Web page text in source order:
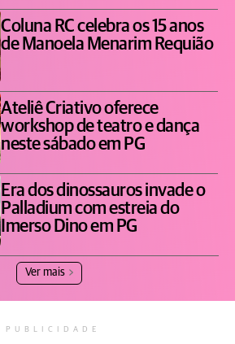
Coluna RC celebra os 15 anos
de Manoela Menarim Requião
Ateliê Criativo oferece
workshop de teatro e dança
neste sábado em PG
Era dos dinossauros invade o
Palladium com estreia do
Imerso Dino em PG
Ver mais
PUBLICIDADE